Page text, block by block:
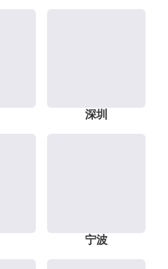
深圳
宁波